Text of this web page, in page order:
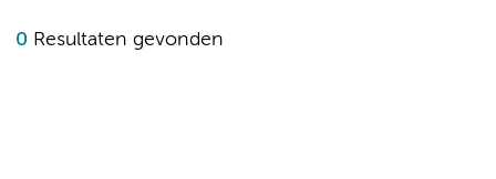
0 Resultaten gevonden